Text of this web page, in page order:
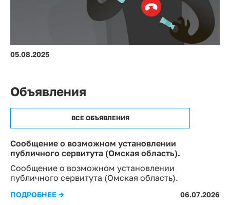
05.08.2025
Объявления
ВСЕ ОБЪЯВЛЕНИЯ
Сообщение о возможном установлении
публичного сервитута (Омская область).
Сообщение о возможном установлении
публичного сервитута (Омская область).
ПОДРОБНЕЕ → 06.07.2026